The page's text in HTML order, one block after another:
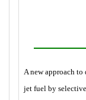
A new approach
jet fuel by